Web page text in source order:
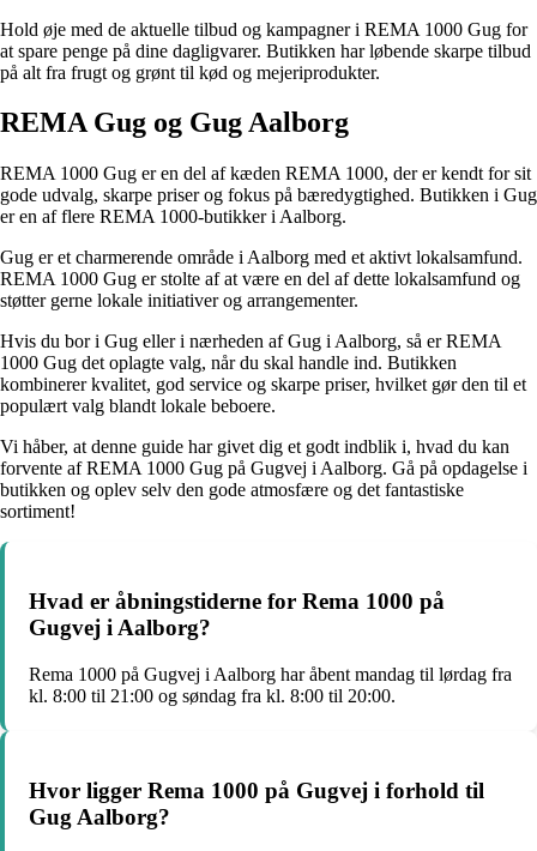
Hold øje med de aktuelle tilbud og kampagner i REMA 1000 Gug for
at spare penge på dine dagligvarer. Butikken har løbende skarpe tilbud
på alt fra frugt og grønt til kød og mejeriprodukter.
REMA Gug og Gug Aalborg
REMA 1000 Gug er en del af kæden REMA 1000, der er kendt for sit
gode udvalg, skarpe priser og fokus på bæredygtighed. Butikken i Gug
er en af flere REMA 1000-butikker i Aalborg.
Gug er et charmerende område i Aalborg med et aktivt lokalsamfund.
REMA 1000 Gug er stolte af at være en del af dette lokalsamfund og
støtter gerne lokale initiativer og arrangementer.
Hvis du bor i Gug eller i nærheden af Gug i Aalborg, så er REMA
1000 Gug det oplagte valg, når du skal handle ind. Butikken
kombinerer kvalitet, god service og skarpe priser, hvilket gør den til et
populært valg blandt lokale beboere.
Vi håber, at denne guide har givet dig et godt indblik i, hvad du kan
forvente af REMA 1000 Gug på Gugvej i Aalborg. Gå på opdagelse i
butikken og oplev selv den gode atmosfære og det fantastiske
sortiment!
Hvad er åbningstiderne for Rema 1000 på
Gugvej i Aalborg?
Rema 1000 på Gugvej i Aalborg har åbent mandag til lørdag fra
kl. 8:00 til 21:00 og søndag fra kl. 8:00 til 20:00.
Hvor ligger Rema 1000 på Gugvej i forhold til
Gug Aalborg?